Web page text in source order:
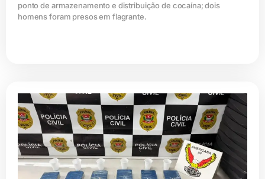
ponto de armazenamento e distribuição de cocaína; dois
homens foram presos em flagrante.